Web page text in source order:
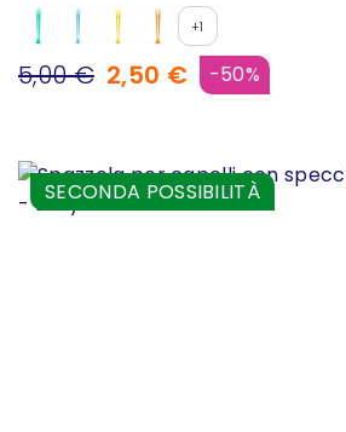
+1
5,00 € 2,50 € -50%
SECONDA POSSIBILITÀ